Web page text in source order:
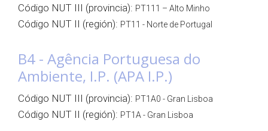
Código NUT III (provincia): PT111 – Alto Minho
Código NUT II (región): PT11 - Norte de Portugal
B4 - Agência Portuguesa do
Ambiente, I.P. (APA I.P.)
Código NUT III (provincia): PT1A0 - Gran Lisboa
Código NUT II (región): PT1A - Gran Lisboa